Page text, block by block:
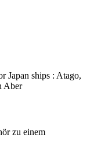
Japan ships : Atago,
Aber
zu einem